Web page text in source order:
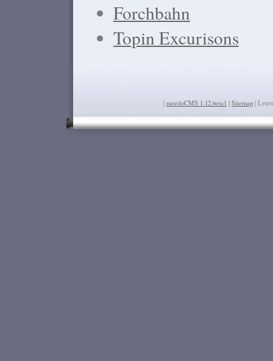
Forchbahn
Topin Excurisons
| moziloCMS 1.12.beta1 | Sitemap |